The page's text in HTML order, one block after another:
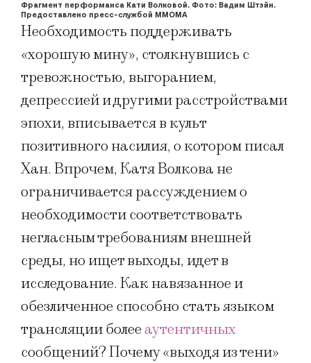
Фрагмент перформанса Кати Волковой. Фото: Вадим Штэйн.
Предоставлено пресс-службой ММОМА
Необходимость поддерживать
«хорошую мину», столкнувшись с
тревожностью, выгоранием,
депрессией и другими расстройствами
эпохи, вписывается в культ
позитивного насилия, о котором писал
Хан. Впрочем, Катя Волкова не
ограничивается рассуждением о
необходимости соответствовать
негласным требованиям внешней
среды, но ищет выходы, идет в
исследование. Как навязанное и
обезличенное способно стать языком
трансляции болееаутентичных
сообщений? Почему «выходя из тени»